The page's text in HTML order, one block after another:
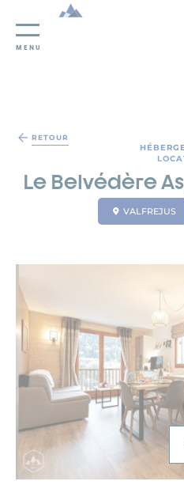
MENU
RETOUR
Le Belvédère
VALFREJUS